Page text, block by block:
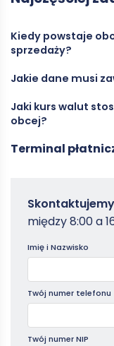
Kiedy powstaje
sprzedaży?
Z chwilą wydania
wysyłki towaru do
Jakie dane musi
Datę i numer, dane
usług, stawki oraz
warunkuje prawo do
Jaki kurs walut
obcej?
Średni kurs NBP z
Terminal
Zamowterminal
Poradniki
między 8:00 a
Imię i Nazwisko
Twój numer telefonu
Twój numer NIP